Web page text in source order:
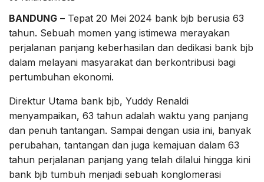
BANDUNG – Tepat 20 Mei 2024 bank bjb berusia 63
tahun. Sebuah momen yang istimewa merayakan
perjalanan panjang keberhasilan dan dedikasi bank bjb
dalam melayani masyarakat dan berkontribusi bagi
pertumbuhan ekonomi.
Direktur Utama bank bjb, Yuddy Renaldi
menyampaikan, 63 tahun adalah waktu yang panjang
dan penuh tantangan. Sampai dengan usia ini, banyak
perubahan, tantangan dan juga kemajuan dalam 63
tahun perjalanan panjang yang telah dilalui hingga kini
bank bjb tumbuh menjadi sebuah konglomerasi